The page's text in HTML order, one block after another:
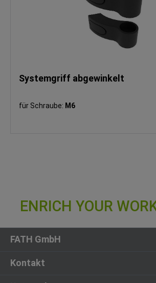
Systemgriff abgewinkelt
für Schraube: M6
FATH GmbH
Kontakt